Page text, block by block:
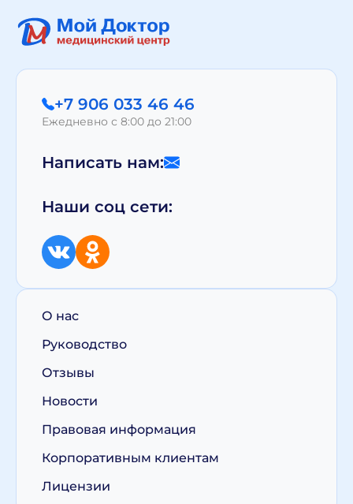
+7 906 033 46 46
Ежедневно с 8:00 до 21:00
Написать нам:
Наши соц сети:
О нас
Руководство
Отзывы
Новости
Правовая информация
Корпоративным клиентам
Лицензии